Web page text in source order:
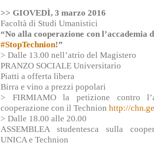
>> GIOVEDÌ, 3 marzo 2016
Facoltà di Studi Umanistici
“No alla cooperazione con l’accademia
#StopTechnion!”
> Dalle 13.00 nell’atrio del Magistero
PRANZO SOCIALE Universitario
Piatti a offerta libera
Birra e vino a prezzi popolari
> FIRMIAMO la petizione contro
cooperazione con il Technion http://
> Dalle 18.00 alle 20.00
ASSEMBLEA studentesca sulla
UNICA e Technion